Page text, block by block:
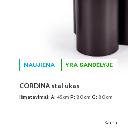
NAUJIENA YRA SANDĖLYJE
CORDINA staliukas
Išmatavimai: A: 45cm P: 80cm G: 80cm
Kaina: